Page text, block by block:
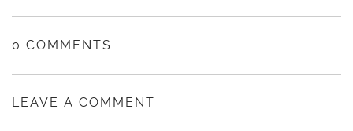
0 COMMENTS
LEAVE A COMMENT